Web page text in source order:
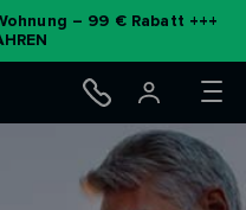
– 99 € Rabatt +++